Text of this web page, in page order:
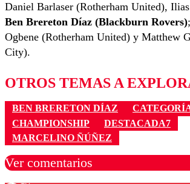
Daniel Barlaser (Rotherham United),
Ben Brereton Díaz (Blackburn Rovers)
Ogbene (Rotherham United) y Matthew
City).
OTROS TEMAS A
BEN BRERETON DÍAZ
CHAMPIONSHIP
DESTACADA7
MARCELINO ÑÚÑEZ
Ver comentarios